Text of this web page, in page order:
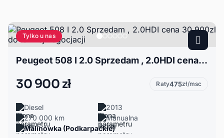
Tylko u nas
Peugeot 508 I 2.0 Sprzedam , 2.0HDI cena 30 900zl do lekkiej negocjacji
30 900 zł Raty475zł/msc
Diesel
2013
270 000 km
Manualna
Malinówka (Podkarpackie)